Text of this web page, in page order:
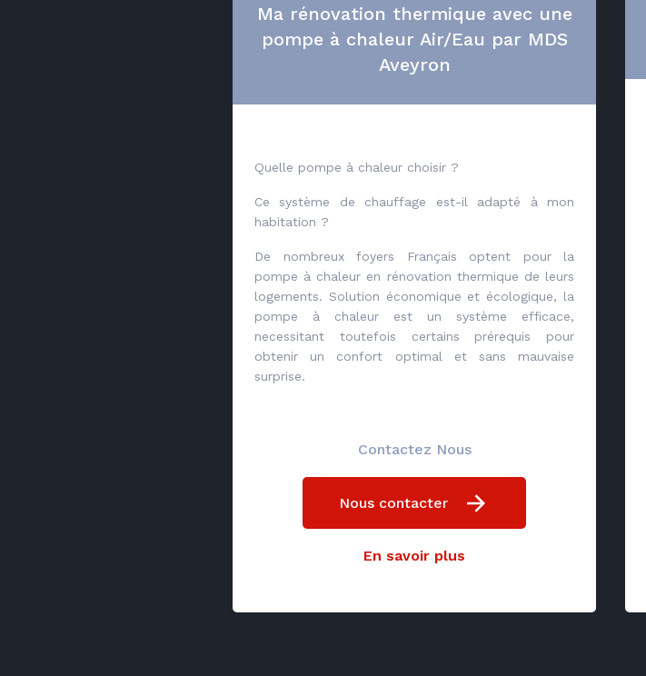
Ma rénovation thermique avec une
pompe à chaleur Air/Eau par MDS
Aveyron
Quelle pompe à chaleur choisir ?
Ce système de chauffage est-il adapté à mon
habitation ?
De nombreux foyers Français optent pour la
pompe à chaleur en rénovation thermique de leurs
logements. Solution économique et écologique, la
pompe à chaleur est un système efficace,
necessitant toutefois certains prérequis pour
obtenir un confort optimal et sans mauvaise
surprise.
Contactez Nous
Nous contacter
En savoir plus